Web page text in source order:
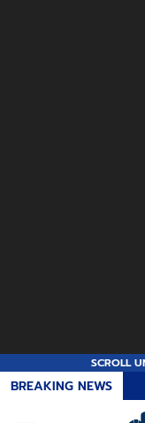
SCROLL
BREAKING NEWS